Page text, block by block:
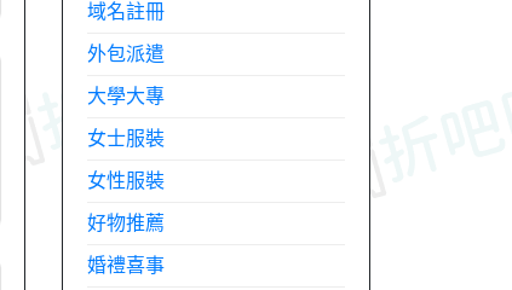
域名註冊
外包派遣
大學大專
女士服裝
女性服裝
好物推薦
婚禮喜事